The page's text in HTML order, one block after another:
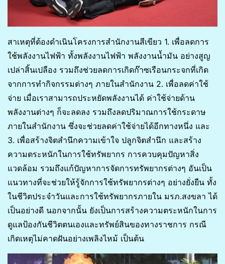
สาเหตุที่ต้องดำเนินโครงการสำนักงานสีเขียว 1. เพื่อลดการ
ใช้พลังงานไฟฟ้า ทั้งพลังงานไฟฟ้า พลังงานน้ำมัน อย่างสูญ
เปล่าสิ้นเปลือง รวมถึงช่วยลดการเกิดก๊าซเรือนกระจกที่เกิด
จากการทำกิจกรรมต่างๆ ภายในสำนักงาน 2. เพื่อลดค่าใช้
จ่าย เมื่อเราสามารถประหยัดพลังงานได้ ค่าใช้จ่ายด้าน
พลังงานต่างๆ ก็จะลดลง รวมถึงลดปริมาณการใช้กระดาษ
ภายในสำนักงาน ซึ่งจะช่วยลดค่าใช้จ่ายได้อีกทางหนึ่ง และ
3. เพื่อสร้างจิตสำนึกความเข้าใจ ปลูกจิตสำนึก และสร้าง
ความตระหนักในการใช้ทรัพยากร การควบคุมปัญหาสิ่ง
แวดล้อม รวมถึงแก้ปัญหาการจัดการทรัพยากรต่างๆ อันเป็น
แนวทางที่จะช่วยให้รู้จักการใช้ทรัพยากรต่างๆ อย่างยั่งยืน ทั้ง
ในชีวิตประจำวันและการใช้ทรัพยากรภายใน มรภ.สงขลา ได้
เป็นอย่างดี นอกจากนั้น ยังเป็นการสร้างความตระหนักในการ
ดูแลป้องกันชีวิตตนเองและทรัพย์สินของทางราชการ กรณี
เกิดเหตุไม่คาดฝันอย่างเพลิงไหม้ เป็นต้น